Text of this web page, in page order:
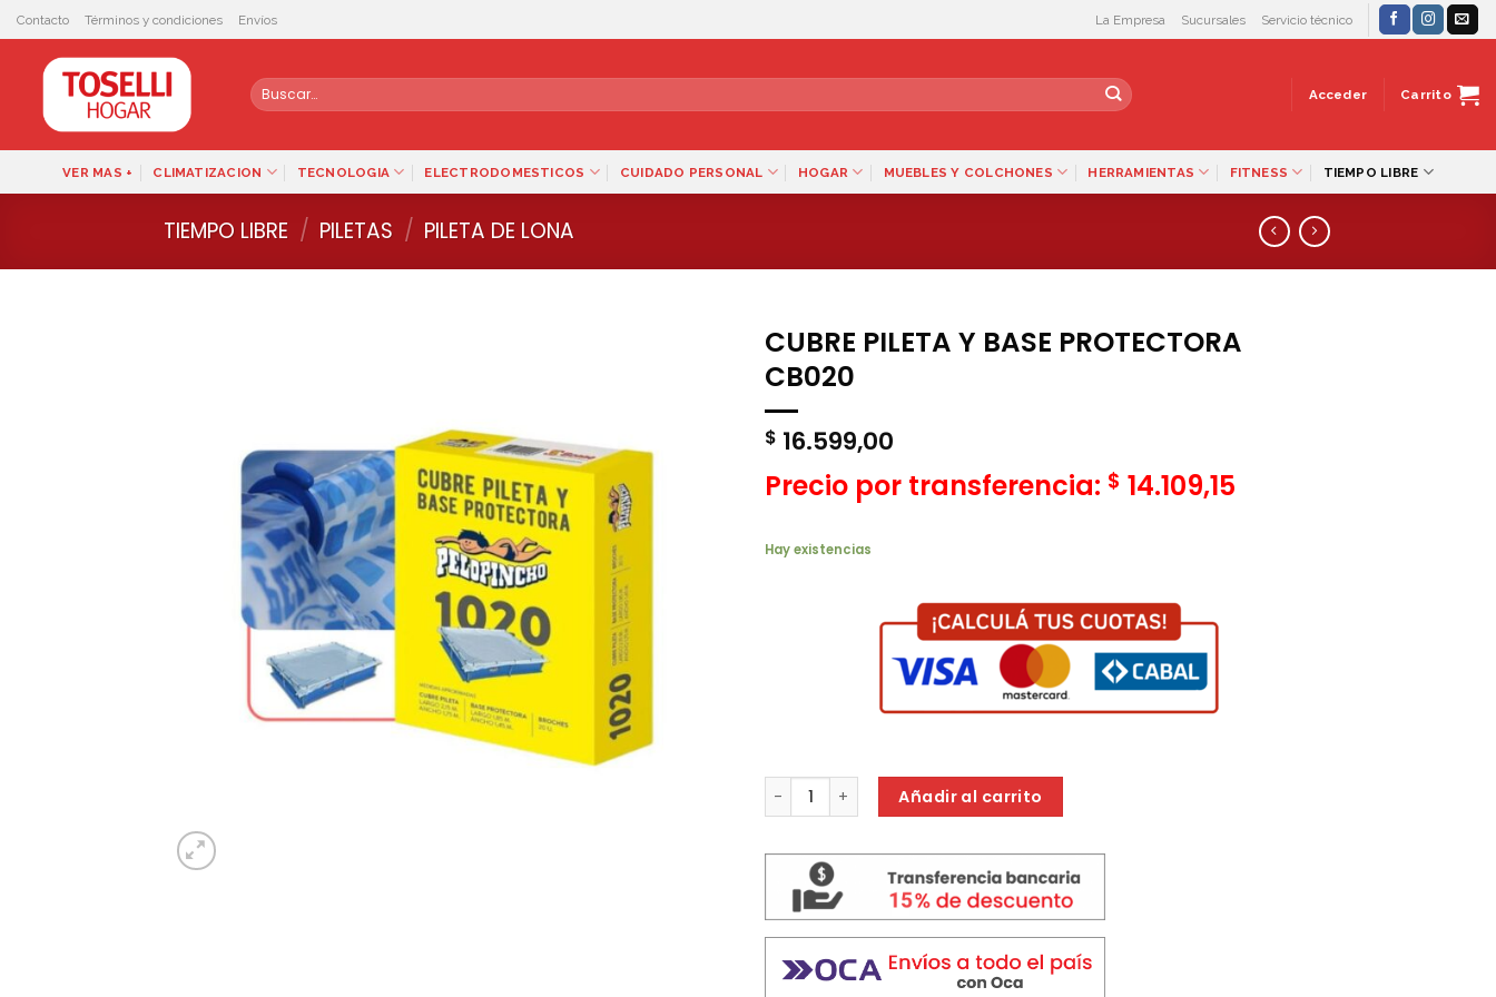
Skip
to
content
Contacto Términos y condiciones Envíos La Empresa Sucursales Servicio técnico
Buscar
por:
Acceder Carrito
VER MAS + CLIMATIZACION TECNOLOGIA ELECTRODOMESTICOS CUIDADO PERSONAL HOGAR MUEBLES Y COLCHONES HERRAMIENTAS FITNESS TIEMPO LIBRE
TIEMPO LIBRE / PILETAS / PILETA DE LONA
CUBRE PILETA Y BASE PROTECTORA
CB020
$ 16.599,00
Precio por transferencia: $ 14.109,15
Hay existencias
CUBRE PILETA Y BASE PROTECTORA CB020 cantidad
Añadir al carrito